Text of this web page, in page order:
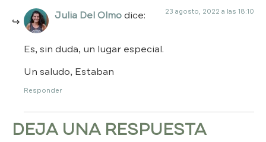
Julia Del Olmodice: 23 agosto, 2022 a las 18:10
Es, sin duda, un lugar especial.
Un saludo, Estaban
Responder
DEJA UNA RESPUESTA